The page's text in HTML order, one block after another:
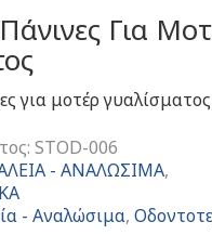
Για
για μοτέρ γυαλίσματος
STOD-006
- ΑΝΑΛΩΣΙΜΑ,
- Αναλώσιμα,